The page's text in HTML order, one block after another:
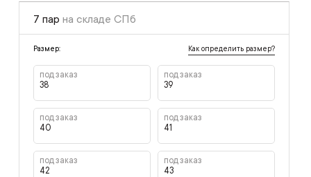
7 пар на складе СПб
Размер: Как определить размер?
под заказ
38
под заказ
39
под заказ
40
под заказ
41
под заказ
42
под заказ
43